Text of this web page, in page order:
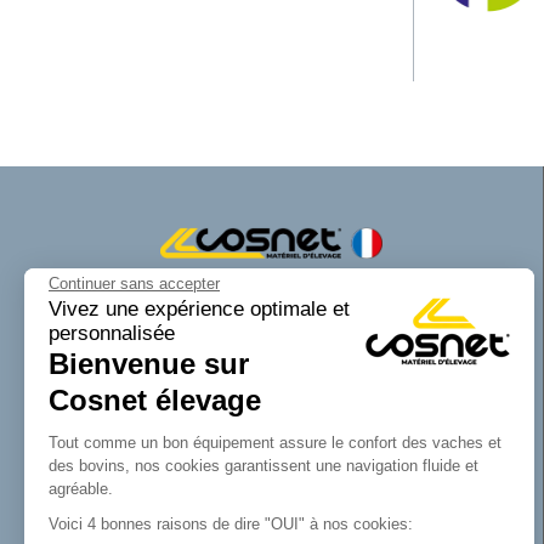
Continuer sans accepter
Vivez une expérience optimale et
personnalisée
Bienvenue sur
Cosnet élevage
Tout comme un bon équipement assure le confort des vaches et
des bovins, nos cookies garantissent une navigation fluide et
agréable.
Voici 4 bonnes raisons de dire "OUI" à nos cookies:
Cosnet matériel d’élevage est une marque
de la SAS Cosnet. Spécialisée dans la
conception et la fabrication d’équipements
tubulaires pour les bâtiments d’élevage.
Reconnue pour son savoir-faire dans la
fabrication de râteliers de prairie de
barrières, de cornadis et de logettes.
Avec Cosnet, vous faîtes le choix d’un
innovant et de qualité. Vous trouverez tout